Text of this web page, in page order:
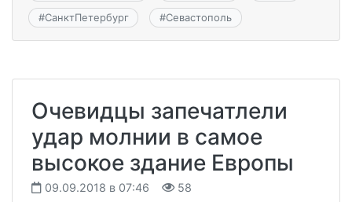
#СанктПетербург #Севастополь
Очевидцы запечатлели
удар молнии в самое
высокое здание Европы
09.09.2018 в 07:46 58